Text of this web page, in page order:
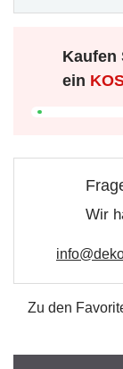
Kaufen
ein
Wir
Zu den